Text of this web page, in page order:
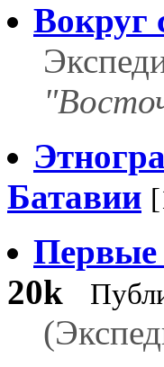
Вокруг
Батавии
Первые
20k